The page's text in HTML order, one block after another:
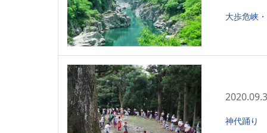
大歩危峡
神代踊り